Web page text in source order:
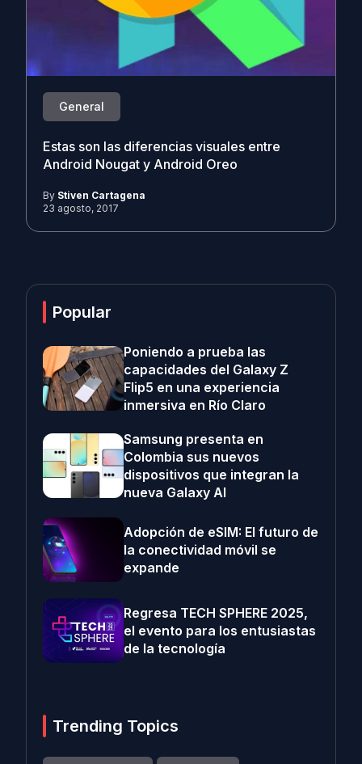
General
Estas son las diferencias visuales entre
Android Nougat y Android Oreo
By Stiven Cartagena
23 agosto, 2017
Popular
Poniendo a prueba las
capacidades del Galaxy Z
Flip5 en una experiencia
inmersiva en Río Claro
Samsung presenta en
Colombia sus nuevos
dispositivos que integran la
nueva Galaxy AI
Adopción de eSIM: El futuro de
la conectividad móvil se
expande
Regresa TECH SPHERE 2025,
el evento para los entusiastas
de la tecnología
Trending Topics